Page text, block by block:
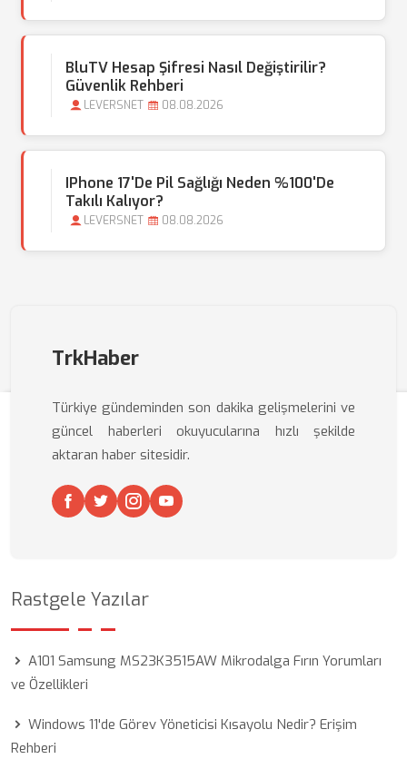
BluTV Hesap Şifresi Nasıl Değiştirilir?
Güvenlik Rehberi
LEVERSNET 08.08.2026
IPhone 17'de Pil Sağlığı Neden %100'de
Takılı Kalıyor?
LEVERSNET 08.08.2026
TrkHaber
Türkiye gündeminden son dakika gelişmelerini ve
güncel haberleri okuyucularına hızlı şekilde
aktaran haber sitesidir.
Rastgele Yazılar
A101 Samsung MS23K3515AW Mikrodalga Fırın Yorumları
ve Özellikleri
Windows 11'de Görev Yöneticisi Kısayolu Nedir? Erişim
Rehberi